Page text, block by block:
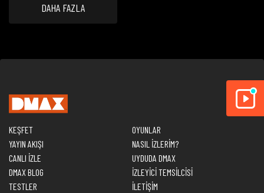
DAHA FAZLA
KEŞFET
YAYIN AKIŞI
CANLI İZLE
DMAX BLOG
TESTLER
OYUNLAR
NASIL İZLERİM?
UYDUDA DMAX
İZLEYİCİ TEMSİLCİSİ
İLETİŞİM